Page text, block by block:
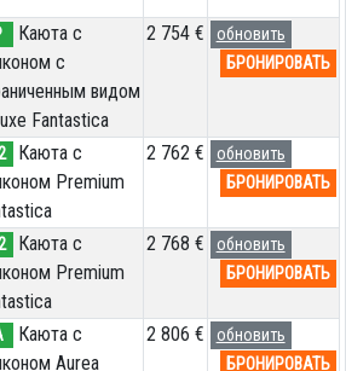
Каюта с
c
видом
Fantastica
2 754 €
обновить
БРОНИРОВАТЬ
Каюта с
Premium
2 762 €
обновить
БРОНИРОВАТЬ
Каюта с
Premium
2 768 €
обновить
БРОНИРОВАТЬ
Каюта с
Aurea
2 806 €
обновить
БРОНИРОВАТЬ